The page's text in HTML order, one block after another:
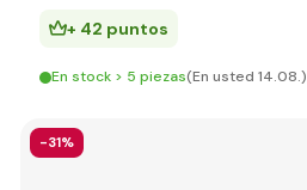
+ 42 puntos
En stock > 5 piezas(En usted 14.08.)
-31%